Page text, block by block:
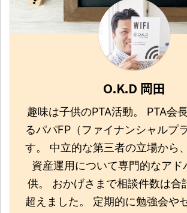
O.K.D 岡田
趣味は子供のPTA活動。 PTA会
るパパFP（ファイナンシャルプ
す。 中立的な第三者の立場から
資産運用について専門的なアド
供。 おかげさまで相談件数は合
超えました。 定期的に勉強会や